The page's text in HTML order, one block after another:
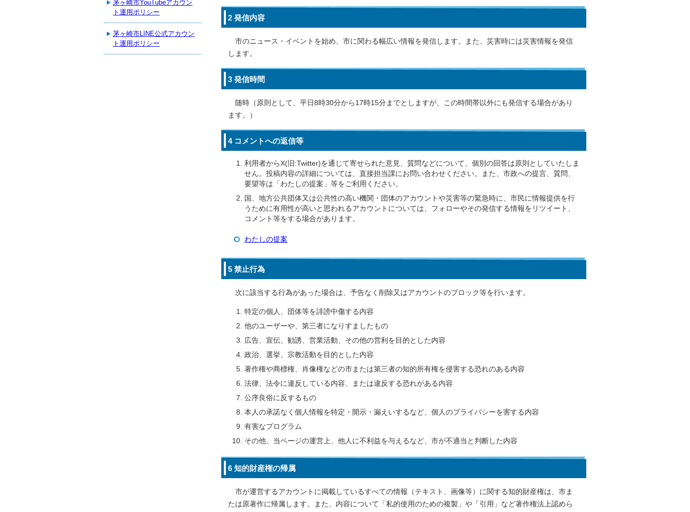
2 発信内容
市のニュース・イベントを始め、市に関わる幅広い情報を発信します。また、災害時には災害情報を発信
します。
3 発信時間
随時（原則として、平日8時30分から17時15分までとしますが、この時間帯以外にも発信する場合があり
ます。）
4 コメントへの返信等
利用者からX(旧:Twitter)を通じて寄せられた意見、質問などについて、個別の回答は原則としていたしま
せん。投稿内容の詳細については、直接担当課にお問い合わせください。また、市政への提言、質問、
要望等は「わたしの提案」等をご利用ください。
国、地方公共団体又は公共性の高い機関・団体のアカウントや災害等の緊急時に、市民に情報提供を行
うために有用性が高いと思われるアカウントについては、フォローやその発信する情報をリツイート、
コメント等をする場合があります。
わたしの提案
5 禁止行為
次に該当する行為があった場合は、予告なく削除又はアカウントのブロック等を行います。
特定の個人、団体等を誹謗中傷する内容
他のユーザーや、第三者になりすましたもの
広告、宣伝、勧誘、営業活動、その他の営利を目的とした内容
政治、選挙、宗教活動を目的とした内容
著作権や商標権、肖像権などの市または第三者の知的所有権を侵害する恐れのある内容
法律、法令に違反している内容、または違反する恐れがある内容
公序良俗に反するもの
本人の承諾なく個人情報を特定・開示・漏えいするなど、個人のプライバシーを害する内容
有害なプログラム
その他、当ページの運営上、他人に不利益を与えるなど、市が不適当と判断した内容
6 知的財産権の帰属
市が運営するアカウントに掲載しているすべての情報（テキスト、画像等）に関する知的財産権は、市ま
たは原著作に帰属します。また、内容について「私的使用のための複製」や「引用」など著作権法上認めら
茅ヶ崎市YouTubeアカウン
ト運用ポリシー
茅ヶ崎市LINE公式アカウン
ト運用ポリシー